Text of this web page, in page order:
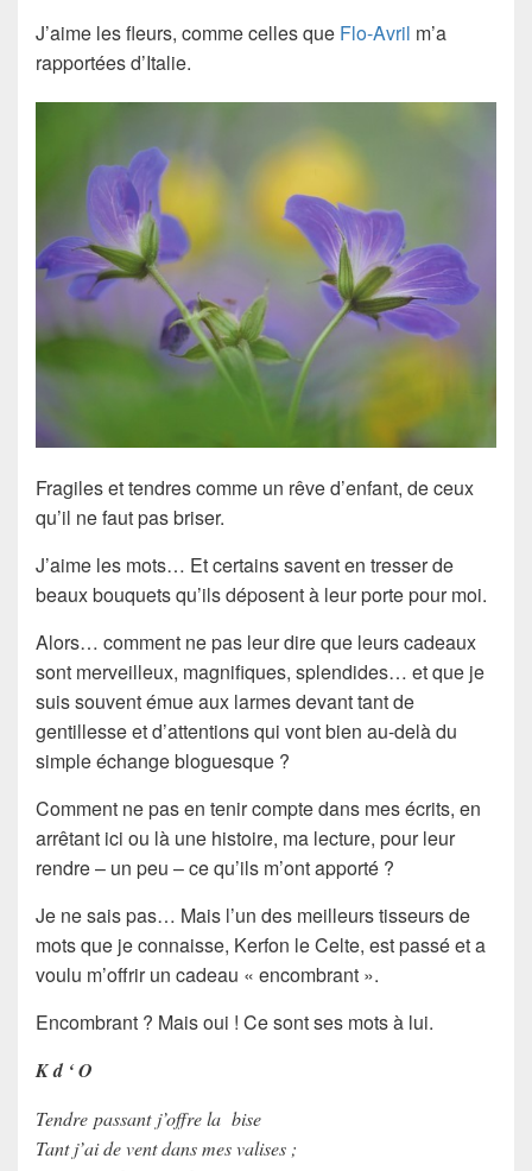
J’aime les fleurs, comme celles que Flo-Avril m’a
rapportées d’Italie.
Fragiles et tendres comme un rêve d’enfant, de ceux
qu’il ne faut pas briser.
J’aime les mots… Et certains savent en tresser de
beaux bouquets qu’ils déposent à leur porte pour moi.
Alors… comment ne pas leur dire que leurs cadeaux
sont merveilleux, magnifiques, splendides… et que je
suis souvent émue aux larmes devant tant de
gentillesse et d’attentions qui vont bien au-delà du
simple échange bloguesque ?
Comment ne pas en tenir compte dans mes écrits, en
arrêtant ici ou là une histoire, ma lecture, pour leur
rendre – un peu – ce qu’ils m’ont apporté ?
Je ne sais pas… Mais l’un des meilleurs tisseurs de
mots que je connaisse, Kerfon le Celte, est passé et a
voulu m’offrir un cadeau « encombrant ».
Encombrant ? Mais oui ! Ce sont ses mots à lui.
K d ‘ O
Tendre passant j’offre la bise
Tant j’ai de vent dans mes valises ;